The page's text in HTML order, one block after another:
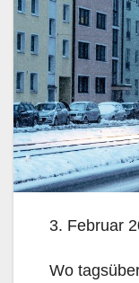
3. Februar
Wo